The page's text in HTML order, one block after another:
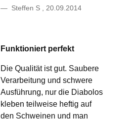
Steffen S , 20.09.2014
Funktioniert perfekt
Die Qualität ist gut. Saubere
Verarbeitung und schwere
Ausführung, nur die Diabolos
kleben teilweise heftig auf
den Schweinen und man